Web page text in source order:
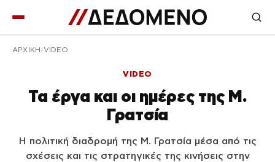
ΑΡΧΙΚΉ VIDEO
VIDEO
Τα έργα και οι ημέρες της Μ.
Γρατσία
Η πολιτική διαδρομή της Μ. Γρατσία μέσα από τις
σχέσεις και τις στρατηγικές της κινήσεις στην